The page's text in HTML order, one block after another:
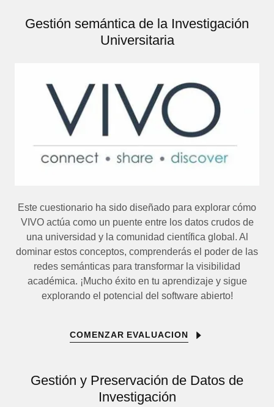
Gestión semántica de la Investigación
Universitaria
Este cuestionario ha sido diseñado para explorar cómo
VIVO actúa como un puente entre los datos crudos de
una universidad y la comunidad científica global. Al
dominar estos conceptos, comprenderás el poder de las
redes semánticas para transformar la visibilidad
académica. ¡Mucho éxito en tu aprendizaje y sigue
explorando el potencial del software abierto!
COMENZAR EVALUACION
Gestión y Preservación de Datos de
Investigación